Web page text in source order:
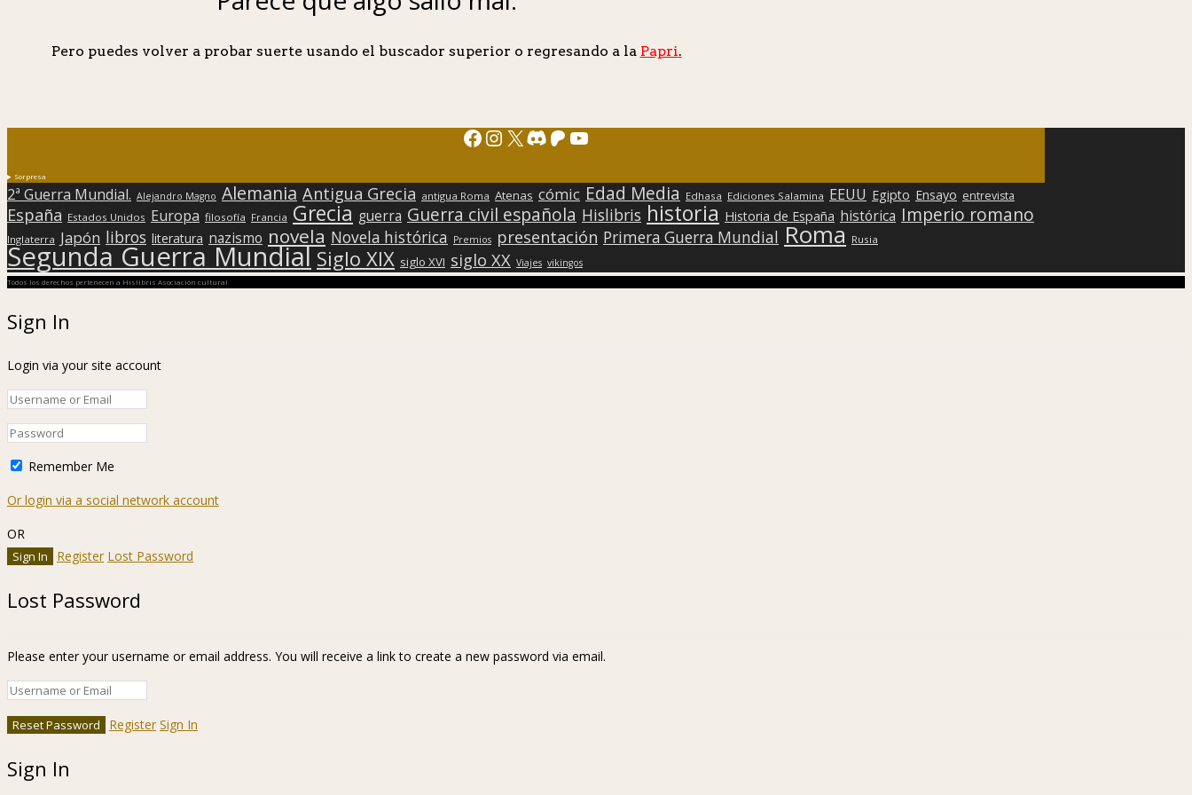
Pero puedes volver a probar suerte usando el buscador superior o regresando a la Papri.
Facebook
Instagram
X Discord
Patreon
YouTube
Sorpresa
2ª Guerra Mundial. Alejandro Magno Alemania Antigua Grecia antigua Roma Atenas cómic Edad Media Edhasa Ediciones Salamina EEUU Egipto Ensayo entrevista
España Estados Unidos Europa filosofía Francia Grecia guerra Guerra civil española Hislibris historia Historia de España histórica Imperio romano
Inglaterra Japón libros literatura nazismo novela Novela histórica Premios presentación Primera Guerra Mundial Roma Rusia
Segunda Guerra Mundial Siglo XIX siglo XVI siglo XX Viajes vikingos
Todos los derechos pertenecen a Hislibris Asociación cultural
Sign In
Login via your site account
Remember Me
Or login via a social network account
OR
Register Lost Password
Lost Password
Please enter your username or email address. You will receive a link to create a new password via email.
Register Sign In
Sign In